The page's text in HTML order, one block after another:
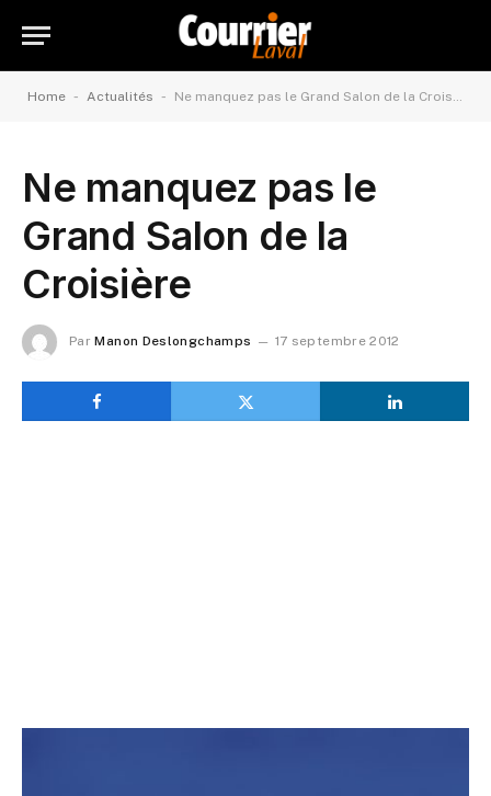
Home - Actualités - Ne manquez pas le Grand Salon de la Croisière
Ne manquez pas le
Grand Salon de la
Croisière
Par Manon Deslongchamps 17 septembre 2012